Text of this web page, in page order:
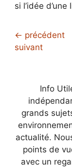
si l’idée
← précédent
suivant
Info
grands
actualité.
points de
avec un